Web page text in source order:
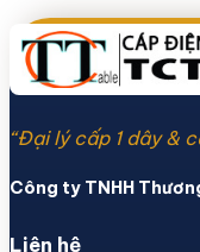
“Đại lý cấp 1 dây &
Công ty TNHH
Liên hệ